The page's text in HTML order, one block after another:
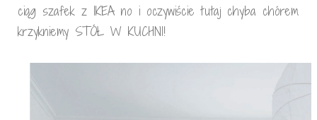
ciąg szafek z IKEA no i oczywiście tutaj chyba chórem
krzykniemy STÓŁ W KUCHNI!